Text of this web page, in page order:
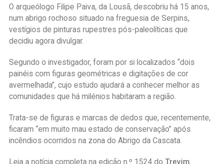
O arqueólogo Filipe Paiva, da Lousã, descobriu há 15 anos,
num abrigo rochoso situado na freguesia de Serpins,
vestígios de pinturas rupestres pós-paleolíticas que
decidiu agora divulgar.
Segundo o investigador, foram por si localizados “dois
painéis com figuras geométricas e digitações de cor
avermelhada”, cujo estudo ajudará a conhecer melhor as
comunidades que há milénios habitaram a região.
Trata-se de figuras e marcas de dedos que, recentemente,
ficaram “em muito mau estado de conservação” após
incêndios ocorridos na zona do Abrigo da Cascata.
Leia a notícia completa na edição n.º 1524 do Trevim.